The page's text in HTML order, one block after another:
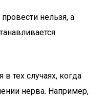
нельзя, а
в тех случаях, когда
нерва. Например,